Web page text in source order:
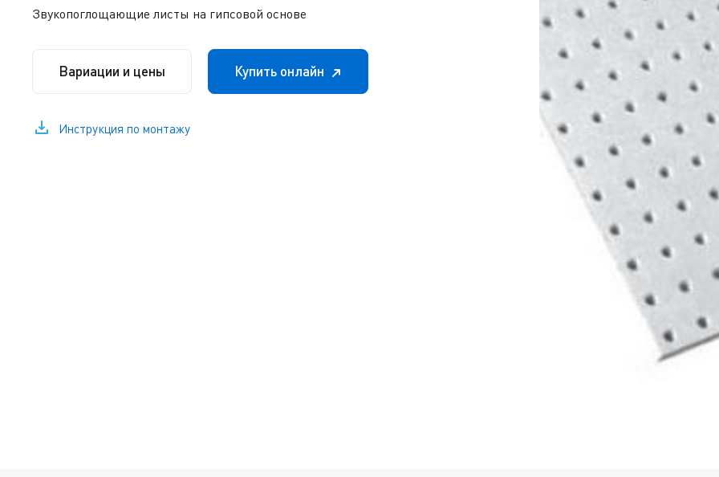
Звукопоглощающие листы на гипсовой основе
Вариации и цены Купить онлайн
Инструкция по монтажу